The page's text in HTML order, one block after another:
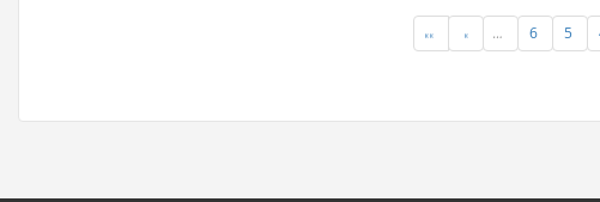
5
6
…
»
»»